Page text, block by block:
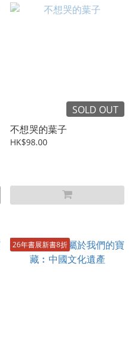
SOLD OUT
不想哭的葉子
HK$98.00
26年書展新書8折